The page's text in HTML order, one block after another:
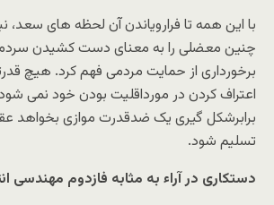
با این همه تا فرارویاندن آن لحظه های سعد،
چنین معضلی را به معنای دست کشیدن
برخورداری از حمایت مردمی فهم کرد. هیچ
اعتراف کردن در مورداقلیت بودن خود نمی
برابرشکل گیری یک ضدقدرت موازی بخواهد
تسلیم شود.
دستکاری در آراء به مثابه فازدوم مهندسی